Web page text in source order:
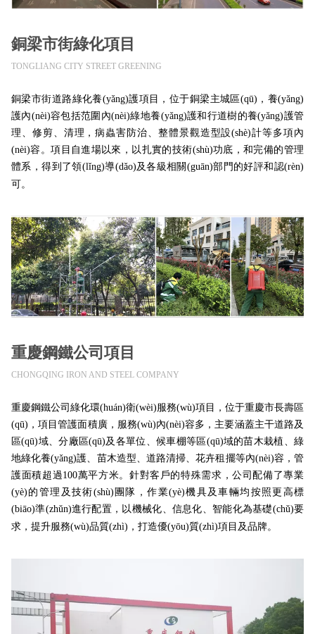
銅梁市街綠化項目
TONGLIANG CITY STREET GREENING
銅梁市街道路綠化養(yǎng)護項目，位于銅梁主城區(qū)，養(yǎng)
護內(nèi)容包括范圍內(nèi)綠地養(yǎng)護和行道樹的養(yǎng)護管
理、修剪、清理，病蟲害防治、整體景觀造型設(shè)計等多項內
(nèi)容。項目自進場以來，以扎實的技術(shù)功底，和完備的管理
體系，得到了領(lǐng)導(dǎo)及各級相關(guān)部門的好評和認(rèn)
可。
重慶鋼鐵公司項目
CHONGQING IRON AND STEEL COMPANY
重慶鋼鐵公司綠化環(huán)衛(wèi)服務(wù)項目，位于重慶市長壽區
(qū)，項目管護面積廣，服務(wù)內(nèi)容多，主要涵蓋主干道路及
區(qū)域、分廠區(qū)及各單位、候車棚等區(qū)域的苗木栽植、綠
地綠化養(yǎng)護、苗木造型、道路清掃、花卉租擺等內(nèi)容，管
護面積超過100萬平方米。針對客戶的特殊需求，公司配備了專業
(yè)的管理及技術(shù)團隊，作業(yè)機具及車輛均按照更高標
(biāo)準(zhǔn)進行配置，以機械化、信息化、智能化為基礎(chǔ)要
求，提升服務(wù)品質(zhì)，打造優(yōu)質(zhì)項目及品牌。